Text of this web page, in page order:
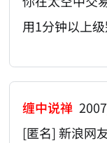
用1分钟以上
缠中说禅
[匿名] 新浪网